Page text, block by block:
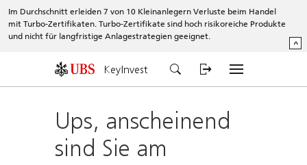
Im Durchschnitt erleiden 7 von 10 Kleinanlegern Verluste beim Handel
mit Turbo-Zertifikaten. Turbo-Zertifikate sind hoch risikoreiche Produkte
und nicht für langfristige Anlagestrategien geeignet.
^
KeyInvest
Ups, anscheinend
sind Sie am